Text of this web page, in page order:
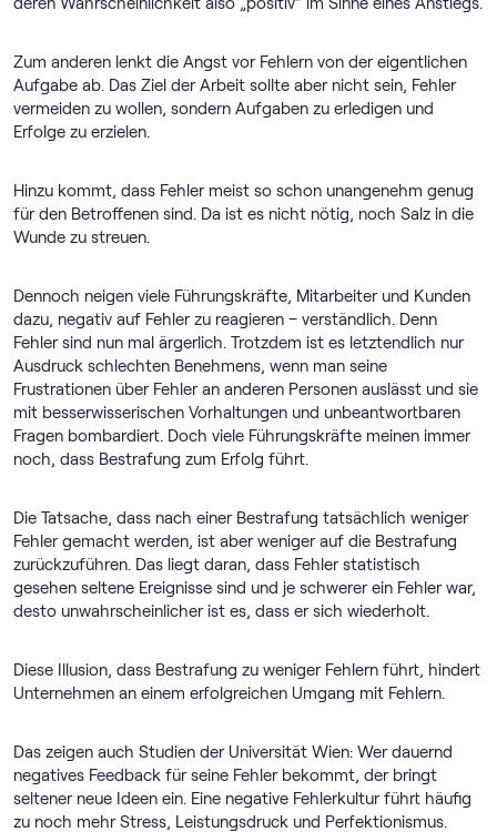
Zum anderen lenkt die Angst vor Fehlern von der eigentlichen
Aufgabe ab. Das Ziel der Arbeit sollte aber nicht sein, Fehler
vermeiden zu wollen, sondern Aufgaben zu erledigen und
Erfolge zu erzielen.
Hinzu kommt, dass Fehler meist so schon unangenehm genug
für den Betroffenen sind. Da ist es nicht nötig, noch Salz in die
Wunde zu streuen.
Dennoch neigen viele Führungskräfte, Mitarbeiter und Kunden
dazu, negativ auf Fehler zu reagieren – verständlich. Denn
Fehler sind nun mal ärgerlich. Trotzdem ist es letztendlich nur
Ausdruck schlechten Benehmens, wenn man seine
Frustrationen über Fehler an anderen Personen auslässt und sie
mit besserwisserischen Vorhaltungen und unbeantwortbaren
Fragen bombardiert. Doch viele Führungskräfte meinen immer
noch, dass Bestrafung zum Erfolg führt.
Die Tatsache, dass nach einer Bestrafung tatsächlich weniger
Fehler gemacht werden, ist aber weniger auf die Bestrafung
zurückzuführen. Das liegt daran, dass Fehler statistisch
gesehen seltene Ereignisse sind und je schwerer ein Fehler war,
desto unwahrscheinlicher ist es, dass er sich wiederholt.
Diese Illusion, dass Bestrafung zu weniger Fehlern führt, hindert
Unternehmen an einem erfolgreichen Umgang mit Fehlern.
Das zeigen auch Studien der Universität Wien: Wer dauernd
negatives Feedback für seine Fehler bekommt, der bringt
seltener neue Ideen ein. Eine negative Fehlerkultur führt häufig
zu noch mehr Stress, Leistungsdruck und Perfektionismus.